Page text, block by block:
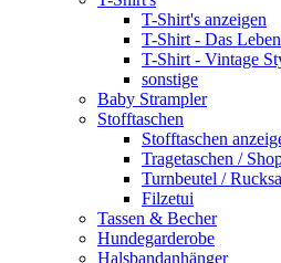
T-Shirt's anzeigen
T-Shirt - Das
T-Shirt - Vintage
sonstige
Baby Strampler
Stofftaschen
Stofftaschen
Tragetaschen /
Turnbeutel /
Filzetui
Tassen & Becher
Hundegarderobe
Halsbandanhänger